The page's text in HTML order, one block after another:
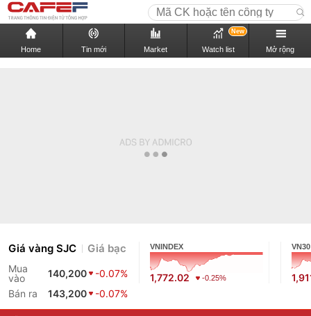
Home Tin mới Market Watch list
New
Mở rộng
Giá vàng SJC Giá bạc
Mua
vào
140,200
-0.07%
Bán ra
143,200 -0.07%
VNINDEX
1,772.02 -0.25%
VN30